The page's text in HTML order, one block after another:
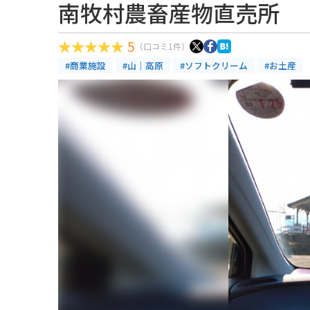
南牧村農畜産物直売所
5 （口コミ1件）
#商業施設 #山｜高原 #ソフトクリーム #お土産